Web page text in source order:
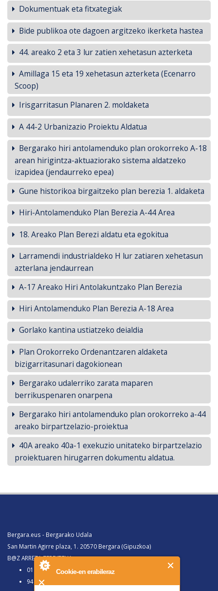
Cookie-en erabileraz
Dokumentuak eta fitxategiak
Bide publikoa ote dagoen argitzeko ikerketa hastea
44. areako 2 eta 3 lur zatien xehetasun azterketa
Amillaga 15 eta 19 xehetasun azterketa (Ecenarro
Scoop)
Irisgarritasun Planaren 2. moldaketa
A 44-2 Urbanizazio Proiektu Aldatua
Bergarako hiri antolamenduko plan orokorreko A-18
arean hirigintza-aktuaziorako sistema aldatzeko
izapidea (jendaurreko epea)
Gune historikoa birgaitzeko plan berezia 1. aldaketa
Hiri-Antolamenduko Plan Berezia A-44 Area
18. Areako Plan Berezi aldatu eta egokitua
Larramendi industrialdeko H lur zatiaren xehetasun
azterlana jendaurrean
A-17 Areako Hiri Antolakuntzako Plan Berezia
Hiri Antolamenduko Plan Berezia A-18 Area
Gorlako kantina ustiatzeko deialdia
Plan Orokorreko Ordenantzaren aldaketa
bizigarritasunari dagokionean
Bergarako udalerriko zarata maparen
berrikuspenaren onarpena
Bergarako hiri antolamenduko plan orokorreko a-44
areako birpartzelazio-proiektua
40A areako 40a-1 exekuzio unitateko birpartzelazio
proiektuaren hirugarren dokumentu aldatua.
Bergara.eus - Bergarako Udala
San Martin Agirre plaza, 1. 20570 Bergara (Gipuzkoa)
B@Z ARRETA ZERBITZUA:
010, Bergaratik deituz gero
943 77 91 00, Bergaraz kanpotik deituz gero